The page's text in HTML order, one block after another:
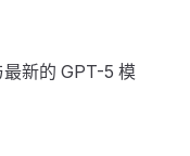
新的 GPT-5 模